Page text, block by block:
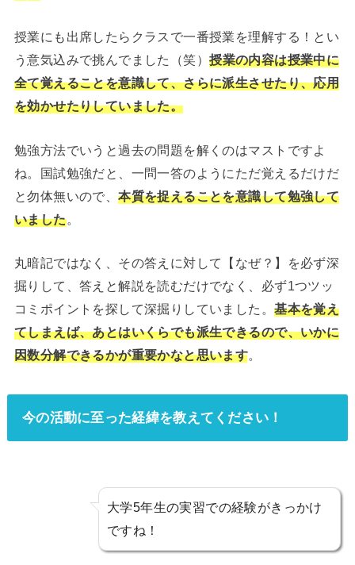
授業にも出席したらクラスで一番授業を理解する！とい
う意気込みで挑んでました（笑）授業の内容は授業中に
全て覚えることを意識して、さらに派生させたり、応用
を効かせたりしていました。
勉強方法でいうと過去の問題を解くのはマストですよ
ね。国試勉強だと、一問一答のようにただ覚えるだけだ
と勿体無いので、本質を捉えることを意識して勉強して
いました。
丸暗記ではなく、その答えに対して【なぜ？】を必ず深
掘りして、答えと解説を読むだけでなく、必ず1つツッ
コミポイントを探して深掘りしていました。基本を覚え
てしまえば、あとはいくらでも派生できるので、いかに
因数分解できるかが重要かなと思います。
今の活動に至った経緯を教えてください！
大学5年生の実習での経験がきっかけ
ですね！